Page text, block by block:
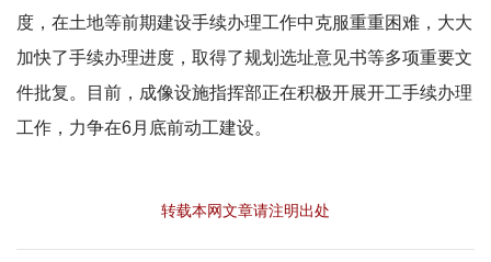
度，在土地等前期建设手续办理工作中克服重重困难，大大
加快了手续办理进度，取得了规划选址意见书等多项重要文
件批复。目前，成像设施指挥部正在积极开展开工手续办理
工作，力争在6月底前动工建设。
转载本网文章请注明出处